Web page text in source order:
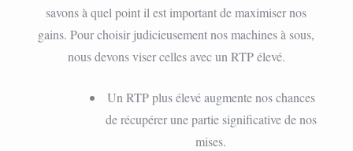
savons à quel point il est important de maximiser nos
gains. Pour choisir judicieusement nos machines à sous,
nous devons viser celles avec un RTP élevé.
Un RTP plus élevé augmente nos chances
de récupérer une partie significative de nos
mises.